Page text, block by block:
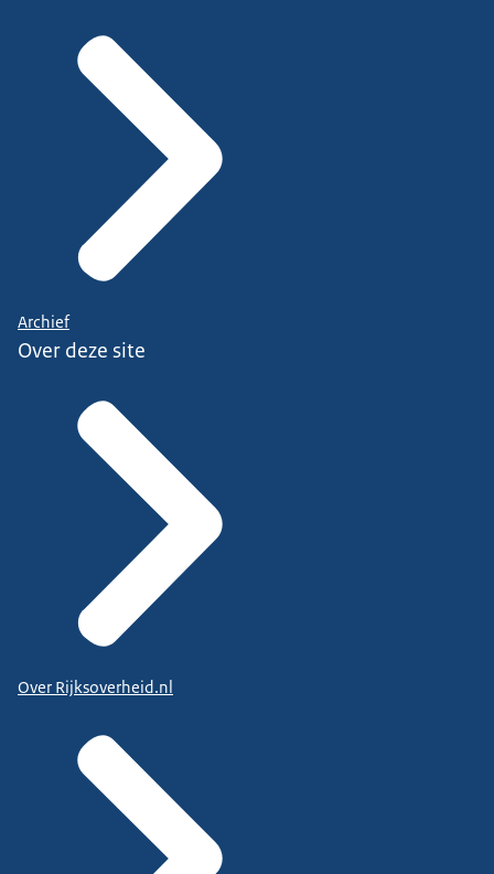
Archief
Over deze site
Over Rijksoverheid.nl